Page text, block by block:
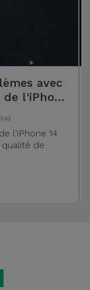
avec
l'iPhone
l'iPhone 14
de